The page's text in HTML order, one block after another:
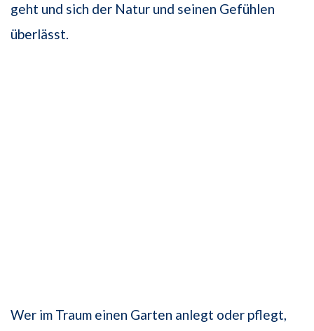
geht und sich der Natur und seinen Gefühlen
überlässt.
Wer im Traum einen Garten anlegt oder pflegt,